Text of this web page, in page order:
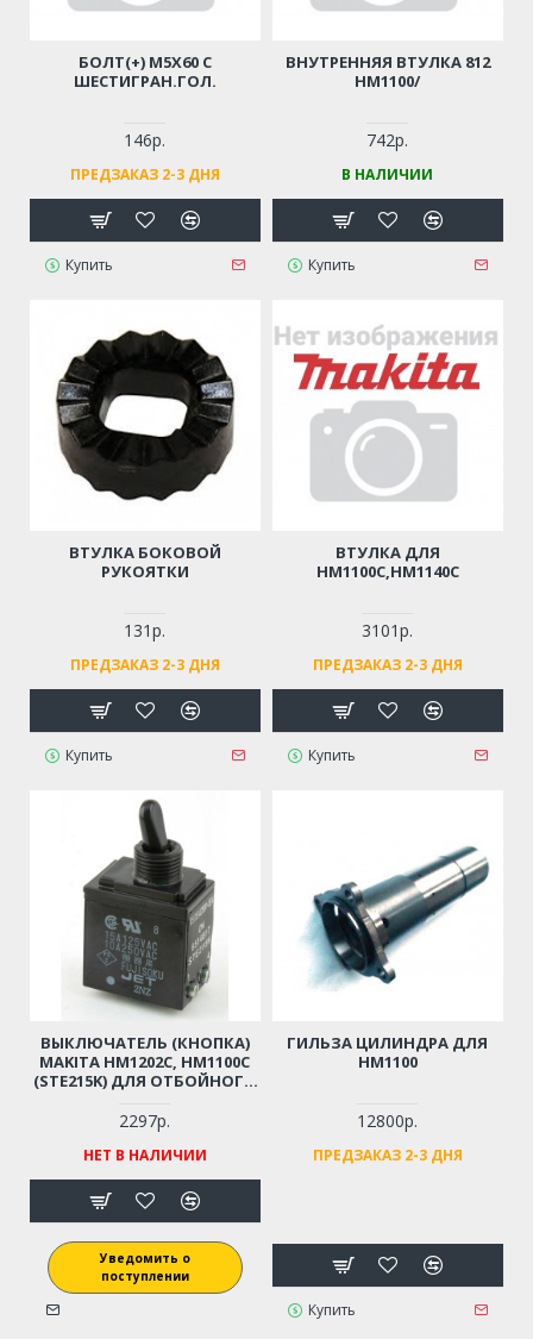
БОЛТ(+) M5Х60 С
ШЕСТИГРАН.ГОЛ.
146р.
ПРЕДЗАКАЗ 2-3 ДНЯ
Купить
ВНУТРЕННЯЯ ВТУЛКА 812
HM1100/
742р.
В НАЛИЧИИ
Купить
ВТУЛКА БОКОВОЙ
РУКОЯТКИ
131р.
ПРЕДЗАКАЗ 2-3 ДНЯ
Купить
ВТУЛКА ДЛЯ
HM1100C,HM1140C
3101р.
ПРЕДЗАКАЗ 2-3 ДНЯ
Купить
ВЫКЛЮЧАТЕЛЬ (КНОПКА)
MAKITA HM1202C, HM1100C
(STE215K) ДЛЯ ОТБОЙНОГО
651481-7
2297р.
НЕТ В НАЛИЧИИ
Уведомить о
поступлении
ГИЛЬЗА ЦИЛИНДРА ДЛЯ
HM1100
12800р.
ПРЕДЗАКАЗ 2-3 ДНЯ
Купить